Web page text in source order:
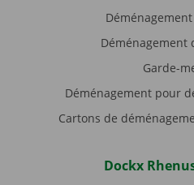
Déménagement
Garde-
Déménagement pour
Cartons de
Dockx